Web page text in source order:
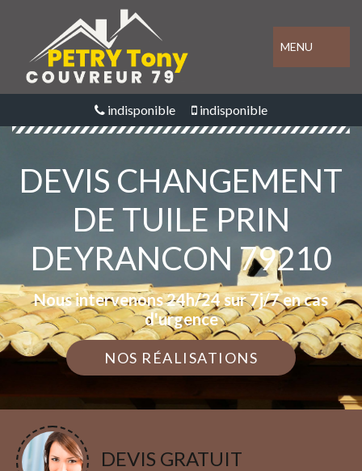
MENU
indisponible indisponible
DEVIS CHANGEMENT
DE TUILE PRIN
DEYRANCON 79210
Nous intervenons 24h/24 sur 7j/7 en cas
d'urgence
NOS RÉALISATIONS
DEVIS GRATUIT